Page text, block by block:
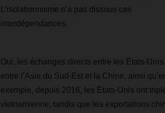
L’isolationnisme n’a pas dissous ces
interdépendances.
Oui, les échanges directs entre les États-
entre l’Asie du Sud-Est et la Chine, ainsi
exemple, depuis 2016, les États-Unis ont
vietnamienne, tandis que les exportations